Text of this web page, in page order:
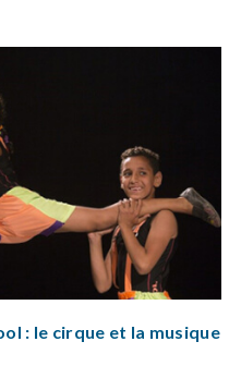
: le cirque et la musique